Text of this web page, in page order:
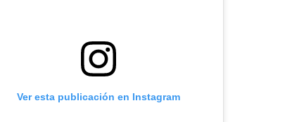
Ver esta publicación en Instagram